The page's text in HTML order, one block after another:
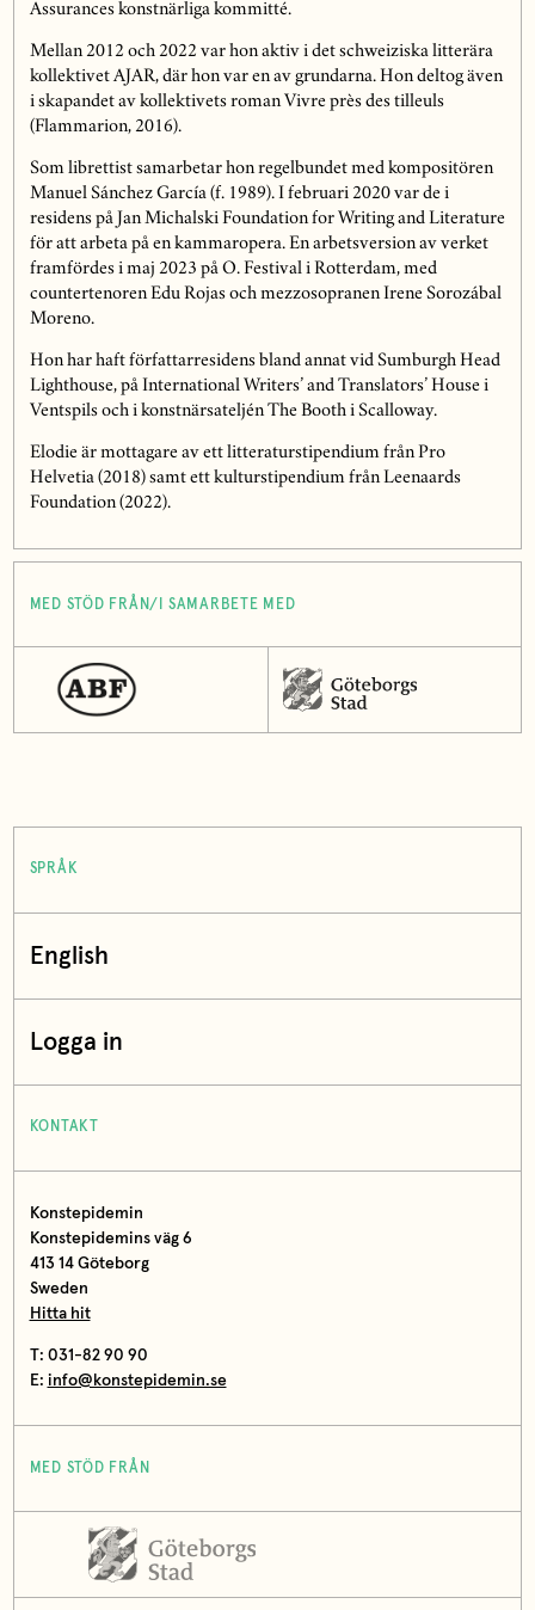
Assurances konstnärliga kommitté.
Mellan 2012 och 2022 var hon aktiv i det schweiziska litterära
kollektivet AJAR, där hon var en av grundarna. Hon deltog även
i skapandet av kollektivets roman Vivre près des tilleuls
(Flammarion, 2016).
Som librettist samarbetar hon regelbundet med kompositören
Manuel Sánchez García (f. 1989). I februari 2020 var de i
residens på Jan Michalski Foundation for Writing and Literature
för att arbeta på en kammaropera. En arbetsversion av verket
framfördes i maj 2023 på O. Festival i Rotterdam, med
countertenoren Edu Rojas och mezzosopranen Irene Sorozábal
Moreno.
Hon har haft författarresidens bland annat vid Sumburgh Head
Lighthouse, på International Writers’ and Translators’ House i
Ventspils och i konstnärsateljén The Booth i Scalloway.
Elodie är mottagare av ett litteraturstipendium från Pro
Helvetia (2018) samt ett kulturstipendium från Leenaards
Foundation (2022).
MED STÖD FRÅN/I SAMARBETE MED
SPRÅK
English
Logga in
KONTAKT
Konstepidemin
Konstepidemins väg 6
413 14 Göteborg
Sweden
Hitta hit
T: 031-82 90 90
E: info@konstepidemin.se
MED STÖD FRÅN